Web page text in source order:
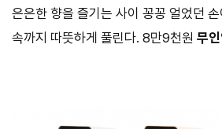
은은한 향을 즐기는 사이 꽁꽁 얼었던
속까지 따뜻하게 풀린다. 8만9천원 무